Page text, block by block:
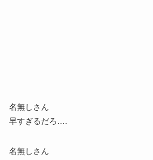
名無しさん
早すぎるだろ….
名無しさん